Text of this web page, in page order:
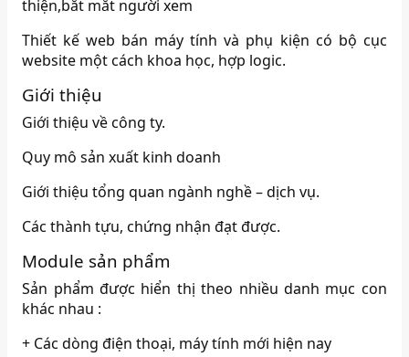
thiện,bắt mắt người xem
Thiết kế web bán máy tính và phụ kiện có bộ cục
website một cách khoa học, hợp logic.
Giới thiệu
Giới thiệu về công ty.
Quy mô sản xuất kinh doanh
Giới thiệu tổng quan ngành nghề – dịch vụ.
Các thành tựu, chứng nhận đạt được.
Module sản phẩm
Sản phẩm được hiển thị theo nhiều danh mục con
khác nhau :
+ Các dòng điện thoại, máy tính mới hiện nay